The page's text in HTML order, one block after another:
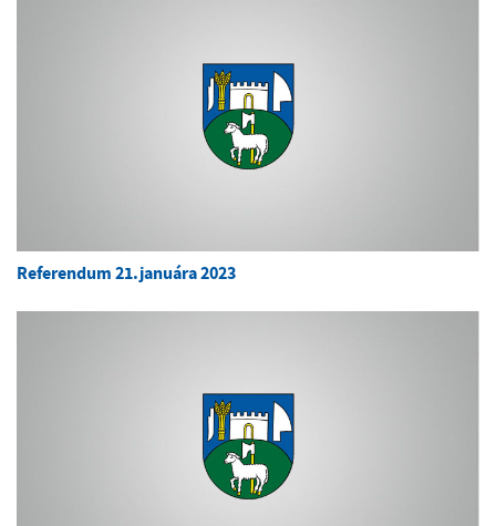
Referendum 21.januára 2023